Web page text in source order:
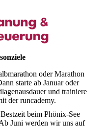
oder Marathon
starte ab Januar oder
und trainiere
der runcademy.
beim Phönix-See
Juni werden wir uns auf